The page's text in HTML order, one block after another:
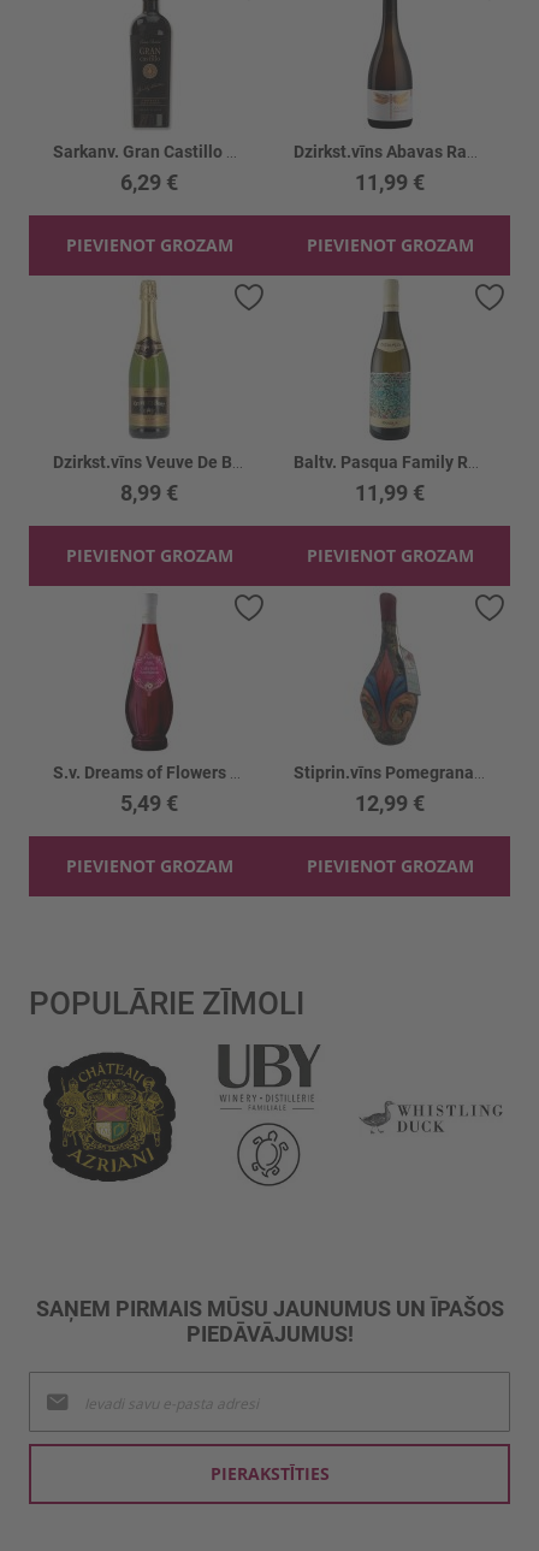
6,29 €
PIEVIENOT GROZAM
11,99 €
PIEVIENOT GROZAM
8,99 €
PIEVIENOT GROZAM
11,99 €
PIEVIENOT GROZAM
5,49 €
PIEVIENOT GROZAM
Pievienot vēlmju sarakstam
12,99 €
PIEVIENOT GROZAM
POPULĀRIE ZĪMOLI
SAŅEM PIRMAIS MŪSU JAUNUMUS UN ĪPAŠOS
PIEDĀVĀJUMUS!
jaunumu
saņemšanai:
PIERAKSTĪTIES